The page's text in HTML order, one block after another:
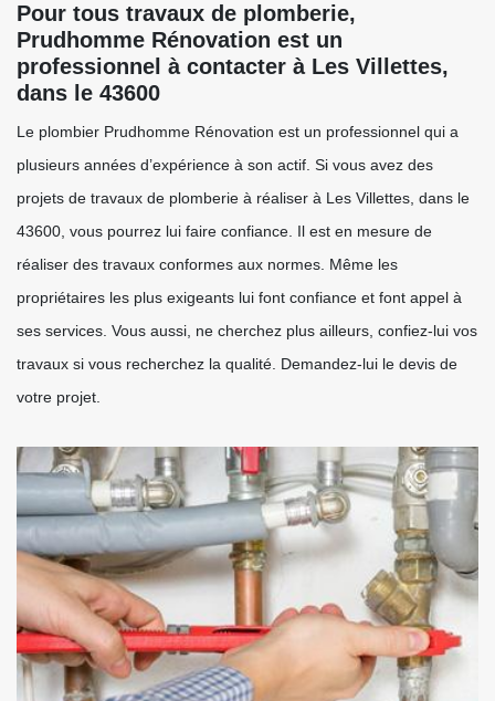
Pour tous travaux de plomberie,
Prudhomme Rénovation est un
professionnel à contacter à Les Villettes,
dans le 43600
Le plombier Prudhomme Rénovation est un professionnel qui a
plusieurs années d’expérience à son actif. Si vous avez des
projets de travaux de plomberie à réaliser à Les Villettes, dans le
43600, vous pourrez lui faire confiance. Il est en mesure de
réaliser des travaux conformes aux normes. Même les
propriétaires les plus exigeants lui font confiance et font appel à
ses services. Vous aussi, ne cherchez plus ailleurs, confiez-lui vos
travaux si vous recherchez la qualité. Demandez-lui le devis de
votre projet.